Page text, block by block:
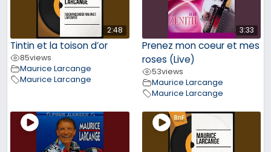
2:48
Tintin et la toison d’or
85views
Maurice Larcange
Maurice Larcange
3:33
Prenez mon coeur et mes
roses (Live)
53views
Maurice Larcange
Maurice Larcange